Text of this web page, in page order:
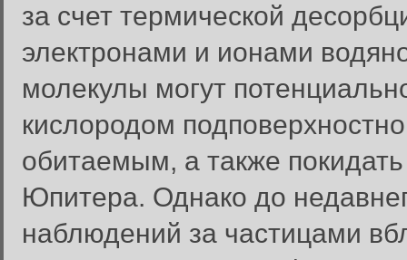
за счет термической
электронами и ионами
молекулы могут
кислородом
обитаемым, а также
Юпитера. Однако до
наблюдений за частицами